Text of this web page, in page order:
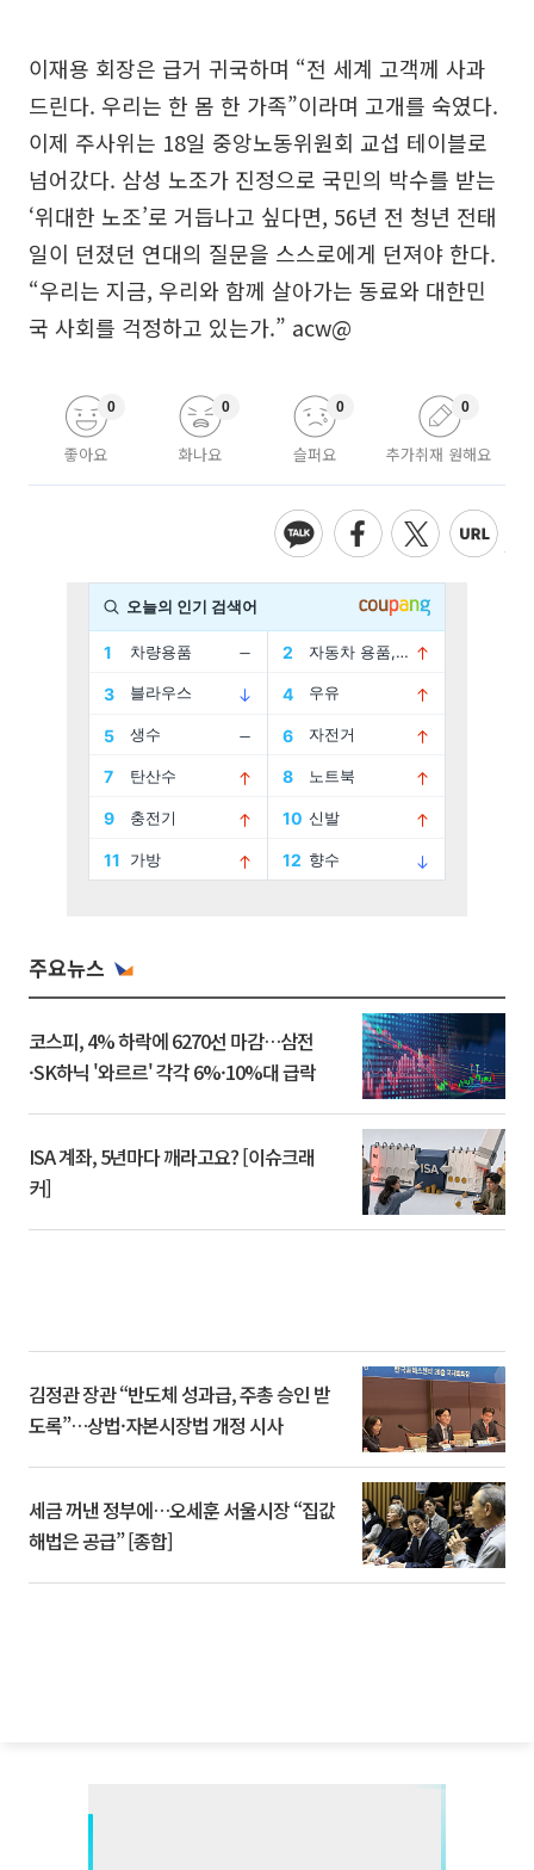
이재용 회장은 급거 귀국하며 “전 세계 고객께 사과
드린다. 우리는 한 몸 한 가족”이라며 고개를 숙였다.
이제 주사위는 18일 중앙노동위원회 교섭 테이블로
넘어갔다. 삼성 노조가 진정으로 국민의 박수를 받는
‘위대한 노조’로 거듭나고 싶다면, 56년 전 청년 전태
일이 던졌던 연대의 질문을 스스로에게 던져야 한다.
“우리는 지금, 우리와 함께 살아가는 동료와 대한민
국 사회를 걱정하고 있는가.” acw@
좋아요
0
화나요
0
슬퍼요
0
추가취재 원해요
0
주요뉴스
코스피, 4% 하락에 6270선 마감…삼전
·SK하닉 '와르르' 각각 6%·10%대 급락
ISA 계좌, 5년마다 깨라고요? [이슈크래
커]
김정관 장관 “반도체 성과급, 주총 승인 받
도록”…상법·자본시장법 개정 시사
세금 꺼낸 정부에…오세훈 서울시장 “집값
해법은 공급” [종합]